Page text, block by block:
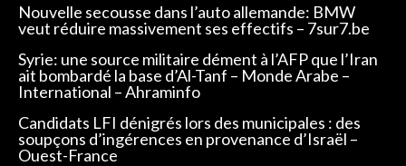
Nouvelle secousse dans l’auto allemande: BMW
veut réduire massivement ses effectifs – 7sur7.be
Syrie: une source militaire dément à l’AFP que l’Iran
ait bombardé la base d’Al-Tanf – Monde Arabe –
International – Ahraminfo
Candidats LFI dénigrés lors des municipales : des
soupçons d’ingérences en provenance d’Israël –
Ouest-France